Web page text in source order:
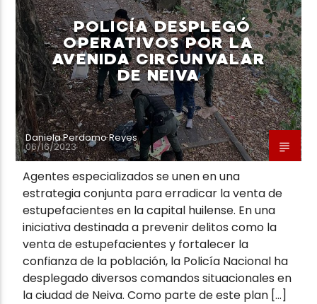
Neiva Estereo
POLICÍA DESPLEGÓ
OPERATIVOS POR LA
AVENIDA CIRCUNVALAR
DE NEIVA
Daniela Perdomo Reyes
06/16/2023
Agentes especializados se unen en una
estrategia conjunta para erradicar la venta de
estupefacientes en la capital huilense. En una
iniciativa destinada a prevenir delitos como la
venta de estupefacientes y fortalecer la
confianza de la población, la Policía Nacional ha
desplegado diversos comandos situacionales en
la ciudad de Neiva. Como parte de este plan […]